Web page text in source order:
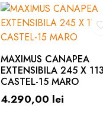
MAXIMUS CANAPEA
EXTENSIBILA 245 X 113
CASTEL-15 MARO
4.290,00 lei